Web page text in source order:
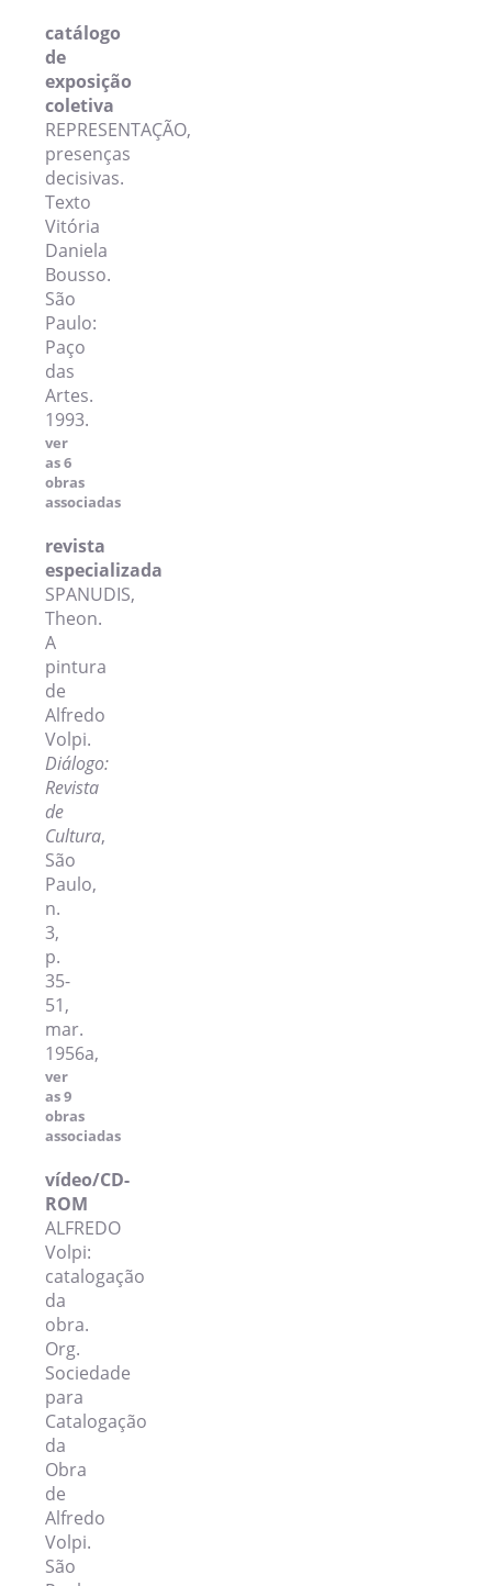
catálogo
de
exposição
coletiva
REPRESENTAÇÃO,
presenças
decisivas.
Texto
Vitória
Daniela
Bousso.
São
Paulo:
Paço
das
Artes.
1993.
ver
as 6
obras
associadas
revista
especializada
SPANUDIS,
Theon.
A
pintura
de
Alfredo
Volpi.
Diálogo:
Revista
de
Cultura,
São
Paulo,
n.
3,
p.
35-
51,
mar.
1956a,
ver
as 9
obras
associadas
vídeo/CD-
ROM
ALFREDO
Volpi:
catalogação
da
obra.
Org.
Sociedade
para
Catalogação
da
Obra
de
Alfredo
Volpi.
São